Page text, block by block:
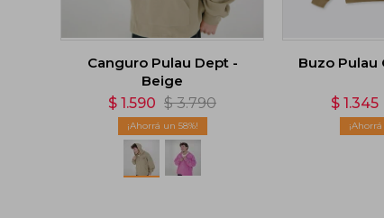
Canguro Pulau Dept -
Beige
$ 1.590 $ 3.790
58
Buzo Pulau
$ 1.345